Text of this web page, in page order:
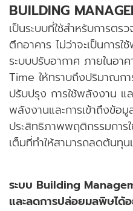
BUILDING
เป็นระบบที่ใช้สำหรับการต
ตึกอาคาร ไม่ว่าจะเป็นการ
ระบบปรับอากาศ ภายในอา
Time ให้ทราบถึงปริมาณก
ปรับปรุง การใช้พลังงาน แ
พลังงานและการเข้าถึงข้อ
ประสิทธิภาพพฤติกรรมการ
เต็มที่ทำให้สามารถลดต้นทุ
ระบบ Building
และลดการปล่อยมลพิษได้อ